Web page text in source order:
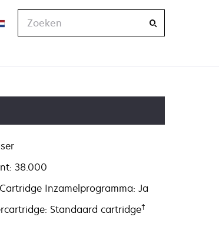
Zoeken
38.000
Inzamelprogramma: Ja
Standaard cartridge†